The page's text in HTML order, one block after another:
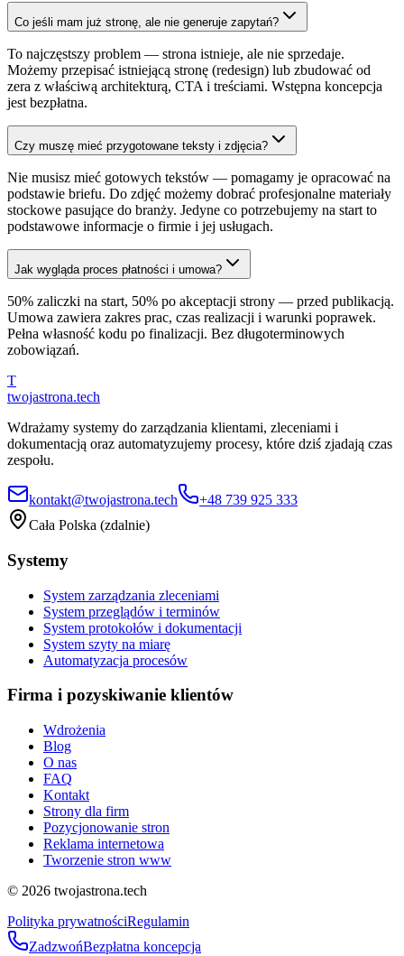
Co jeśli mam już stronę, ale nie generuje zapytań?
To najczęstszy problem — strona istnieje, ale nie sprzedaje.
Możemy przepisać istniejącą stronę (redesign) lub zbudować od
zera z właściwą architekturą, CTA i treściami. Wstępna koncepcja
jest bezpłatna.
Czy muszę mieć przygotowane teksty i zdjęcia?
Nie musisz mieć gotowych tekstów — pomagamy je opracować na
podstawie briefu. Do zdjęć możemy dobrać profesjonalne materiały
stockowe pasujące do branży. Jedyne co potrzebujemy na start to
podstawowe informacje o firmie i jej usługach.
Jak wygląda proces płatności i umowa?
50% zaliczki na start, 50% po akceptacji strony — przed publikacją.
Umowa zawiera zakres prac, czas realizacji i warunki poprawek.
Pełna własność kodu po finalizacji. Bez długoterminowych
zobowiązań.
T
twojastrona.tech
Wdrażamy systemy do zarządzania klientami, zleceniami i
dokumentacją oraz automatyzujemy procesy, które dziś zjadają czas
zespołu.
kontakt@twojastrona.tech
+48 739 925 333
Cała Polska (zdalnie)
Systemy
System zarządzania zleceniami
System przeglądów i terminów
System protokołów i dokumentacji
System szyty na miarę
Automatyzacja procesów
Firma i pozyskiwanie klientów
Wdrożenia
Blog
O nas
FAQ
Kontakt
Strony dla firm
Pozycjonowanie stron
Reklama internetowa
Tworzenie stron www
© 2026 twojastrona.tech
Polityka prywatnościRegulamin
ZadzwońBezpłatna koncepcja